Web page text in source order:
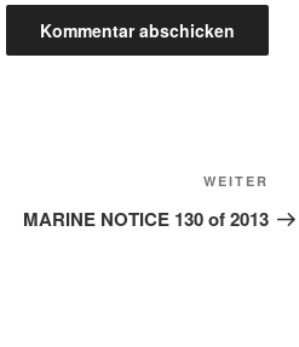
WEITER
MARINE NOTICE 130 of 2013